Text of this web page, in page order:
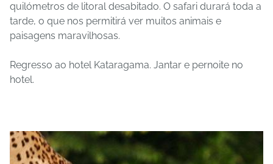
quilómetros de litoral desabitado. O safari durará toda a
tarde, o que nos permitirá ver muitos animais e
paisagens maravilhosas.
Regresso ao hotel Kataragama. Jantar e pernoite no
hotel.